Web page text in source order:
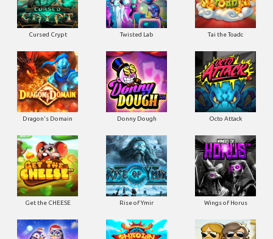
Cursed Crypt Twisted Lab Tai the Toadc
Dragon's Domain Donny Dough Octo Attack
Get the CHEESE Rise of Ymir Wings of Horus